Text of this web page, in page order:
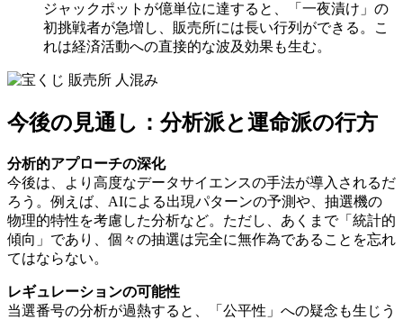
ジャックポットが億単位に達すると、「一夜漬け」の
初挑戦者が急増し、販売所には長い行列ができる。こ
れは経済活動への直接的な波及効果も生む。
今後の見通し：分析派と運命派の行方
分析的アプローチの深化
今後は、より高度なデータサイエンスの手法が導入されるだ
ろう。例えば、AIによる出現パターンの予測や、抽選機の
物理的特性を考慮した分析など。ただし、あくまで「統計的
傾向」であり、個々の抽選は完全に無作為であることを忘れ
てはならない。
レギュレーションの可能性
当選番号の分析が過熱すると、「公平性」への疑念も生じう